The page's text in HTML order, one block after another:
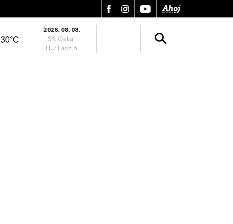
30°C
2026. 08. 08.
SK: Oskár
HU: László